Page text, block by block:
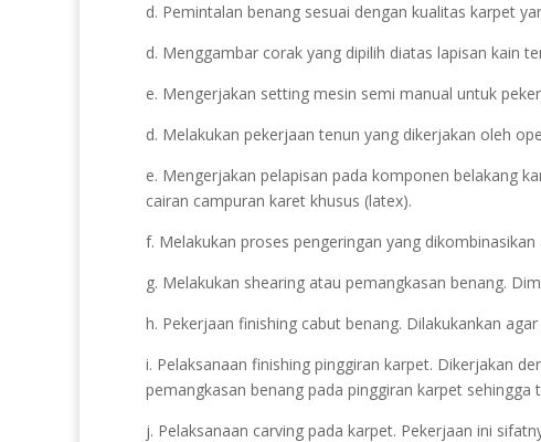
d. Pemintalan benang sesuai dengan kualitas karpet
d. Menggambar corak yang dipilih diatas lapisan kain
e. Mengerjakan setting mesin semi manual untuk
d. Melakukan pekerjaan tenun yang dikerjakan oleh
e. Mengerjakan pelapisan pada komponen belakang
cairan campuran karet khusus (latex).
f. Melakukan proses pengeringan yang
g. Melakukan shearing atau pemangkasan benang.
h. Pekerjaan finishing cabut benang. Dilakukankan
i. Pelaksanaan finishing pinggiran karpet. Dikerjakan
pemangkasan benang pada pinggiran karpet sehingga
j. Pelaksanaan carving pada karpet. Pekerjaan ini